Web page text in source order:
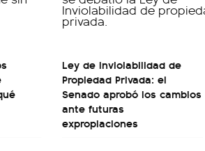
Ley de Inviolabilidad de
Propiedad Privada: el
Senado aprobó los cambios
ante futuras
expropiaciones